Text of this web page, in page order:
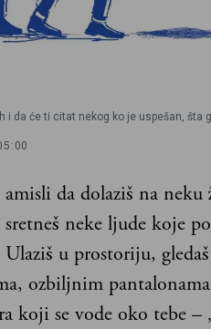
i da će ti citat nekog ko je uspešan,
amisli da dolaziš na
sretneš neke ljude koje
Ulaziš u prostoriju,
ozbiljnim
koji se vode oko tebe –